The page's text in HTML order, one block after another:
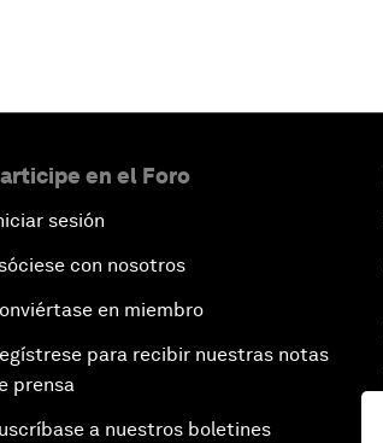
en el Foro
sesión
con nosotros
en miembro
para recibir nuestras notas
prensa
a nuestros boletines